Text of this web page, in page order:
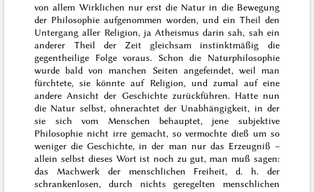
von allem Wirklichen nur erst die Natur in die Bewegung
der Philosophie aufgenommen worden, und ein Theil den
Untergang aller Religion, ja Atheismus darin sah, sah ein
anderer Theil der Zeit gleichsam instinktmäßig die
gegentheilige Folge voraus. Schon die Naturphilosophie
wurde bald von manchen Seiten angefeindet, weil man
fürchtete, sie könnte auf Religion, und zumal auf eine
andere Ansicht der Geschichte zurückführen. Hatte nun
die Natur selbst, ohnerachtet der Unabhängigkeit, in der
sie sich vom Menschen behauptet, jene subjektive
Philosophie nicht irre gemacht, so vermochte dieß um so
weniger die Geschichte, in der man nur das Erzeugniß –
allein selbst dieses Wort ist noch zu gut, man muß sagen:
das Machwerk der menschlichen Freiheit, d. h. der
schrankenlosen, durch nichts geregelten menschlichen